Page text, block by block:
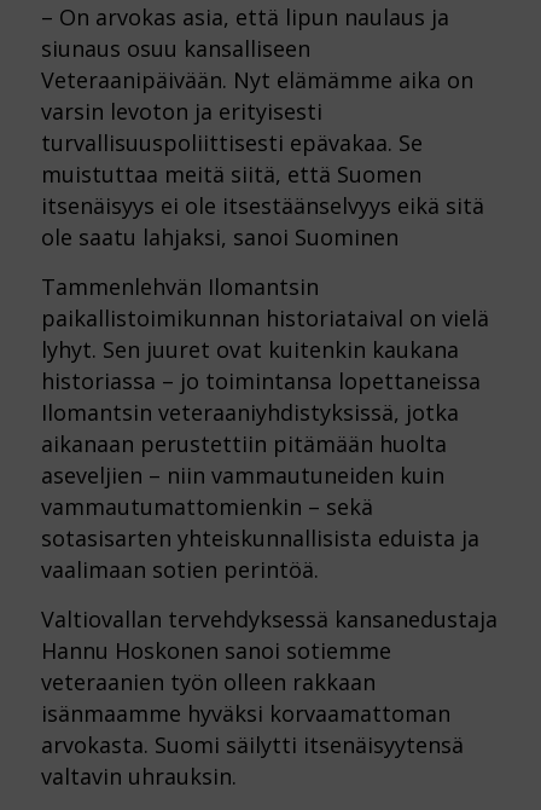
– On arvokas asia, että lipun naulaus ja
siunaus osuu kansalliseen
Veteraanipäivään. Nyt elämämme aika on
varsin levoton ja erityisesti
turvallisuuspoliittisesti epävakaa. Se
muistuttaa meitä siitä, että Suomen
itsenäisyys ei ole itsestäänselvyys eikä sitä
ole saatu lahjaksi, sanoi Suominen
Tammenlehvän Ilomantsin
paikallistoimikunnan historiataival on vielä
lyhyt. Sen juuret ovat kuitenkin kaukana
historiassa – jo toimintansa lopettaneissa
Ilomantsin veteraaniyhdistyksissä, jotka
aikanaan perustettiin pitämään huolta
aseveljien – niin vammautuneiden kuin
vammautumattomienkin – sekä
sotasisarten yhteiskunnallisista eduista ja
vaalimaan sotien perintöä.
Valtiovallan tervehdyksessä kansanedustaja
Hannu Hoskonen sanoi sotiemme
veteraanien työn olleen rakkaan
isänmaamme hyväksi korvaamattoman
arvokasta. Suomi säilytti itsenäisyytensä
valtavin uhrauksin.